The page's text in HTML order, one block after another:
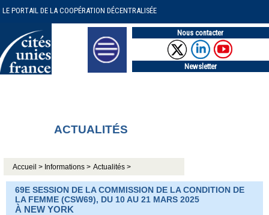
LE PORTAIL DE LA COOPÉRATION DÉCENTRALISÉE
Nous contacter
Newsletter
ACTUALITÉS
Accueil > Informations > Actualités >
69E SESSION DE LA COMMISSION DE LA CONDITION DE
LA FEMME (CSW69), DU 10 AU 21 MARS 2025
À NEW YORK